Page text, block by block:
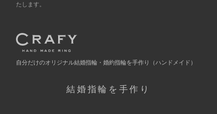
たします。
自分だけのオリジナル結婚指輪・婚約指輪を手作り （ハンドメイド）
結婚指輪を手作り